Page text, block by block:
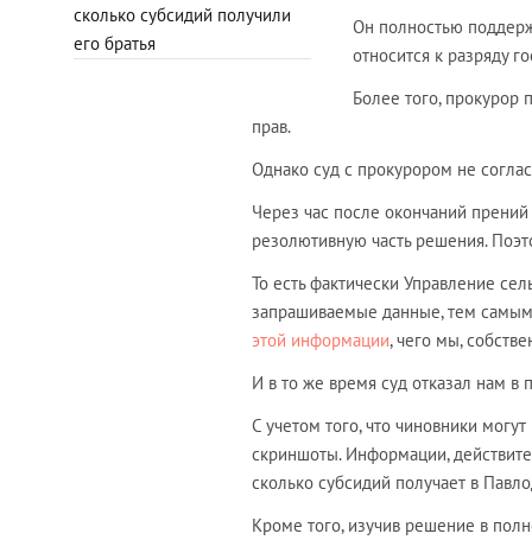
сколько субсидий получили
его братья
Он полностью
относится к разряду
Более того, прокурор
прав.
Однако суд с прокурором не
Через час после окончаний
резолютивную часть решения.
То есть фактически Управление
запрашиваемые данные, тем
этой информации, чего мы,
И в то же время суд отказал нам в
С учетом того, что чиновники
скриншоты. Информации,
сколько субсидий получает в
Кроме того, изучив решение в